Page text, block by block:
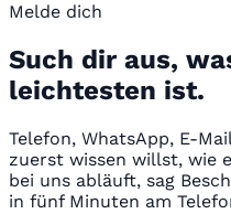
Melde dich
Such dir aus,
leichtesten ist.
Telefon, WhatsApp, E-
zuerst wissen willst, wie
bei uns abläuft, sag
in fünf Minuten am